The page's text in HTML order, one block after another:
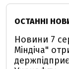
ОСТАННІ
Новини 7
Міндіча"